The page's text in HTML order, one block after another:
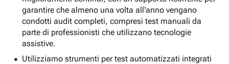
garantire che almeno una volta all'anno vengano
condotti audit completi, compresi test manuali da
parte di professionisti che utilizzano tecnologie
assistive.
Utilizziamo strumenti per test automatizzati integrati